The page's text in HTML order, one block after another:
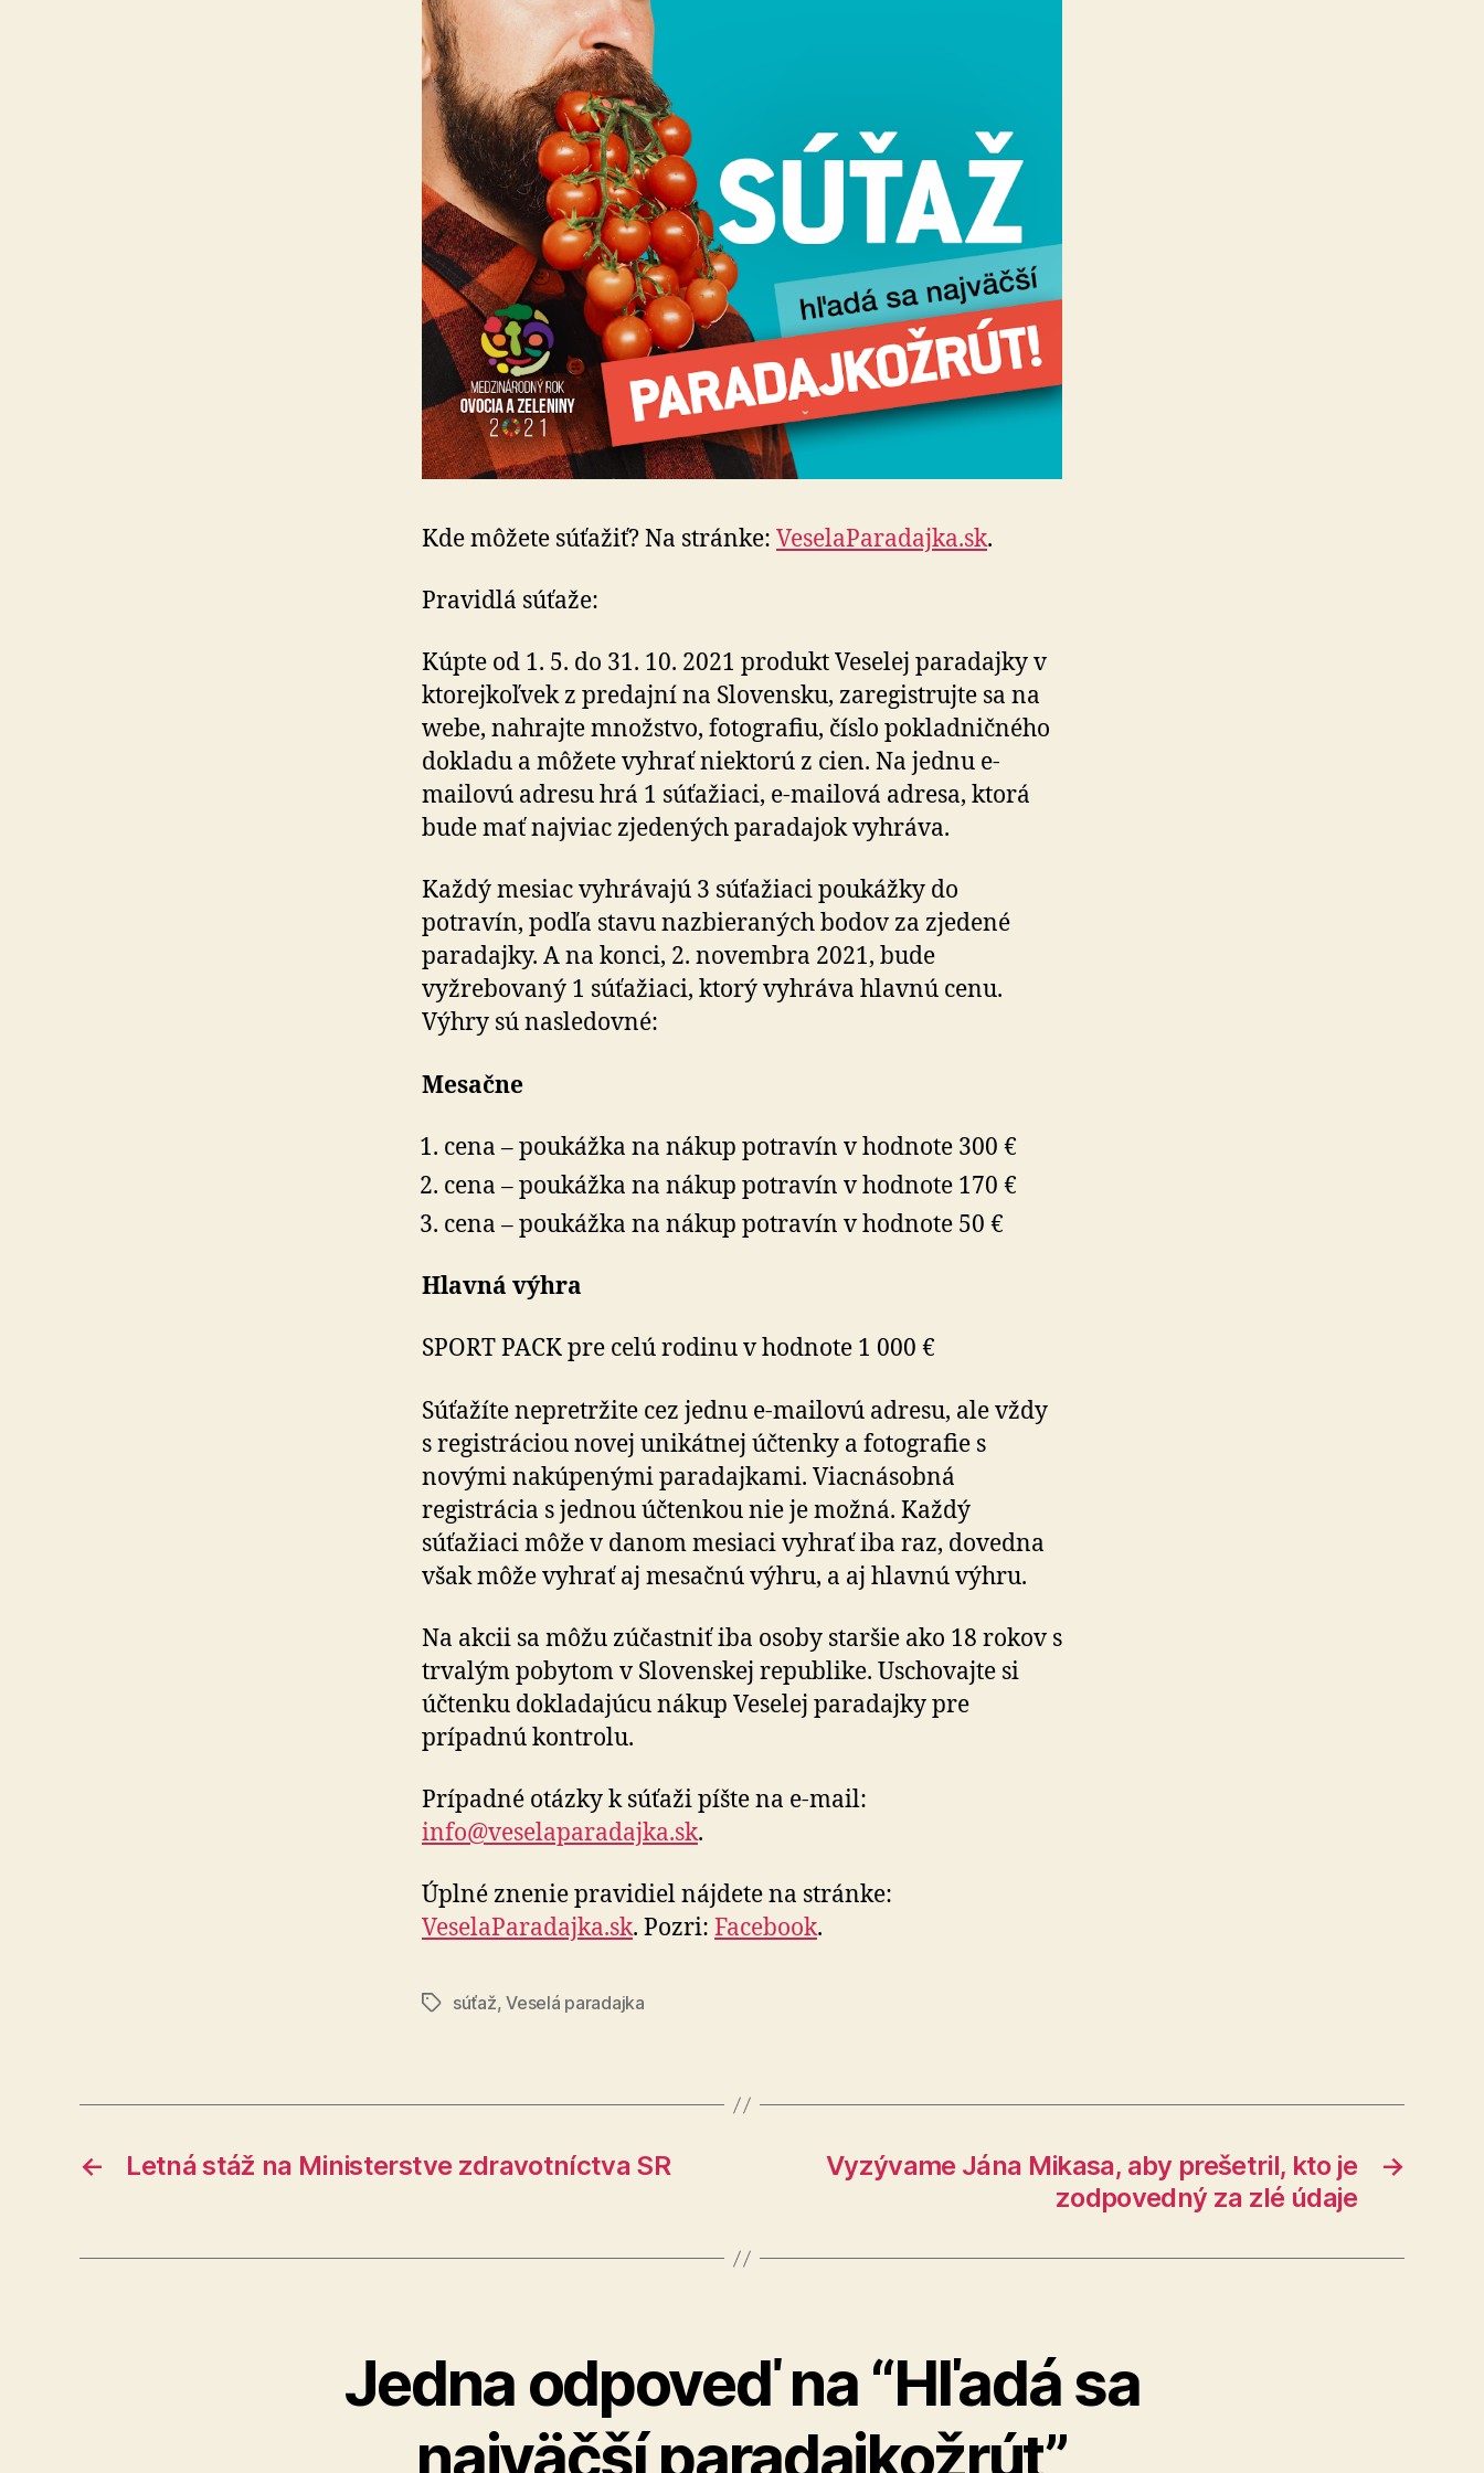
Kde môžete súťažiť? Na stránke: VeselaParadajka.sk.
Pravidlá súťaže:
Kúpte od 1. 5. do 31. 10. 2021 produkt Veselej paradajky v
ktorejkoľvek z predajní na Slovensku, zaregistrujte sa na
webe, nahrajte množstvo, fotografiu, číslo pokladničného
dokladu a môžete vyhrať niektorú z cien. Na jednu e-
mailovú adresu hrá 1 súťažiaci, e-mailová adresa, ktorá
bude mať najviac zjedených paradajok vyhráva.
Každý mesiac vyhrávajú 3 súťažiaci poukážky do
potravín, podľa stavu nazbieraných bodov za zjedené
paradajky. A na konci, 2. novembra 2021, bude
vyžrebovaný 1 súťažiaci, ktorý vyhráva hlavnú cenu.
Výhry sú nasledovné:
Mesačne
cena – poukážka na nákup potravín v hodnote 300 €
cena – poukážka na nákup potravín v hodnote 170 €
cena – poukážka na nákup potravín v hodnote 50 €
Hlavná výhra
SPORT PACK pre celú rodinu v hodnote 1 000 €
Súťažíte nepretržite cez jednu e-mailovú adresu, ale vždy
s registráciou novej unikátnej účtenky a fotografie s
novými nakúpenými paradajkami. Viacnásobná
registrácia s jednou účtenkou nie je možná. Každý
súťažiaci môže v danom mesiaci vyhrať iba raz, dovedna
však môže vyhrať aj mesačnú výhru, a aj hlavnú výhru.
Na akcii sa môžu zúčastniť iba osoby staršie ako 18 rokov s
trvalým pobytom v Slovenskej republike. Uschovajte si
účtenku dokladajúcu nákup Veselej paradajky pre
prípadnú kontrolu.
Prípadné otázky k súťaži píšte na e-mail:
info@veselaparadajka.sk.
Úplné znenie pravidiel nájdete na stránke:
VeselaParadajka.sk. Pozri: Facebook.
Značky
súťaž,Veselá paradajka
← Letná stáž na Ministerstve zdravotníctva SR →
Vyzývame Jána Mikasa, aby prešetril, kto je
zodpovedný za zlé údaje
Jedna odpoveď na “Hľadá sa
najväčší paradajkožrút”